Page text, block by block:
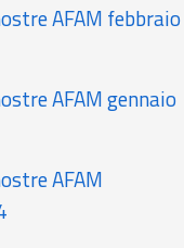
AFAM febbraio
AFAM gennaio
AFAM